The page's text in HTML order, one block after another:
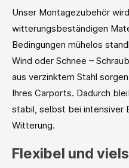
Unser Montagezubehör
witterungsbeständigen
Bedingungen mühelos
Wind oder Schnee –
aus verzinktem Stahl
Ihres Carports. Dadurch
stabil, selbst bei intensiver
Witterung.
Flexibel und